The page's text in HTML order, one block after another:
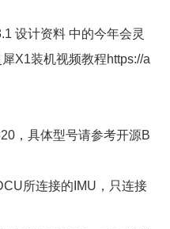
设计资料 中的今年会灵
X1装机视频教程https://a
，具体型号请参考开源B
所连接的IMU，只连接